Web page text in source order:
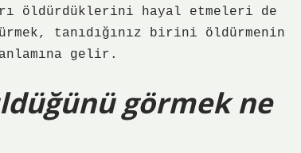
öldürdüklerini hayal etmeleri de
tanıdığınız birini öldürmenin
gelir.
görmek ne